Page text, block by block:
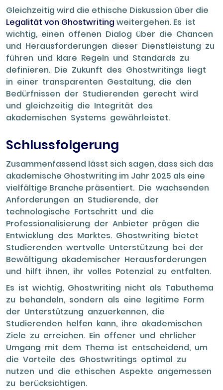
Gleichzeitig wird die ethische Diskussion über die
Legalität von Ghostwriting weitergehen. Es ist
wichtig, einen offenen Dialog über die Chancen
und Herausforderungen dieser Dienstleistung zu
führen und klare Regeln und Standards zu
definieren. Die Zukunft des Ghostwritings liegt
in einer transparenten Gestaltung, die den
Bedürfnissen der Studierenden gerecht wird
und gleichzeitig die Integrität des
akademischen Systems gewährleistet.
Schlussfolgerung
Zusammenfassend lässt sich sagen, dass sich das
akademische Ghostwriting im Jahr 2025 als eine
vielfältige Branche präsentiert. Die wachsenden
Anforderungen an Studierende, der
technologische Fortschritt und die
Professionalisierung der Anbieter prägen die
Entwicklung des Marktes. Ghostwriting bietet
Studierenden wertvolle Unterstützung bei der
Bewältigung akademischer Herausforderungen
und hilft ihnen, ihr volles Potenzial zu entfalten.
Es ist wichtig, Ghostwriting nicht als Tabuthema
zu behandeln, sondern als eine legitime Form
der Unterstützung anzuerkennen, die
Studierenden helfen kann, ihre akademischen
Ziele zu erreichen. Ein offener und ehrlicher
Umgang mit dem Thema ist entscheidend, um
die Vorteile des Ghostwritings optimal zu
nutzen und die ethischen Aspekte angemessen
zu berücksichtigen.